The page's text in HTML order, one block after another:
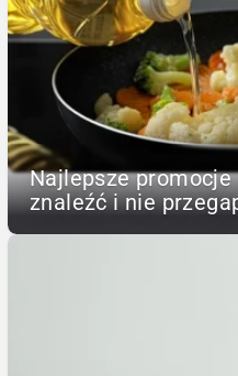
Najlepsze
znaleźć i nie